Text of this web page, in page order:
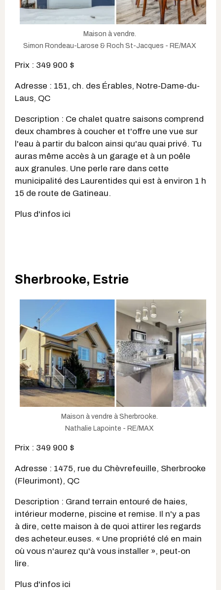
Maison à vendre.
Simon Rondeau-Larose & Roch St-Jacques - RE/MAX
Prix : 349 900 $
Adresse : 151, ch. des Érables, Notre-Dame-du-
Laus, QC
Description : Ce chalet quatre saisons comprend
deux chambres à coucher et t'offre une vue sur
l'eau à partir du balcon ainsi qu'au quai privé. Tu
auras même accès à un garage et à un poêle
aux granules. Une perle rare dans cette
municipalité des Laurentides qui est à environ 1 h
15 de route de Gatineau.
Plus d'infos ici
Sherbrooke, Estrie
Maison à vendre à Sherbrooke.
Nathalie Lapointe - RE/MAX
Prix : 349 900 $
Adresse : 1475, rue du Chèvrefeuille, Sherbrooke
(Fleurimont), QC
Description : Grand terrain entouré de haies,
intérieur moderne, piscine et remise. Il n'y a pas
à dire, cette maison à de quoi attirer les regards
des acheteur.euses. « Une propriété clé en main
où vous n'aurez qu'à vous installer », peut-on
lire.
Plus d'infos ici